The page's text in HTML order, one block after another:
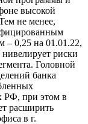
высокой
не менее,
– 0,25 на 01.01.22,
нивелирует риски
Головной
банка
РФ, при этом в
расширить
в г.